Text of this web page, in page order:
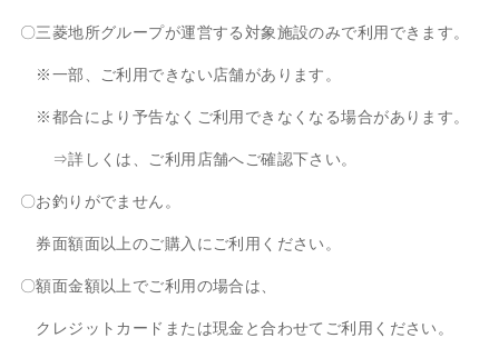
〇三菱地所グループが運営する対象施設のみで利用できます。
※一部、ご利用できない店舗があります。
※都合により予告なくご利用できなくなる場合があります。
⇒詳しくは、ご利用店舗へご確認下さい。
〇お釣りがでません。
券面額面以上のご購入にご利用ください。
〇額面金額以上でご利用の場合は、
クレジットカードまたは現金と合わせてご利用ください。